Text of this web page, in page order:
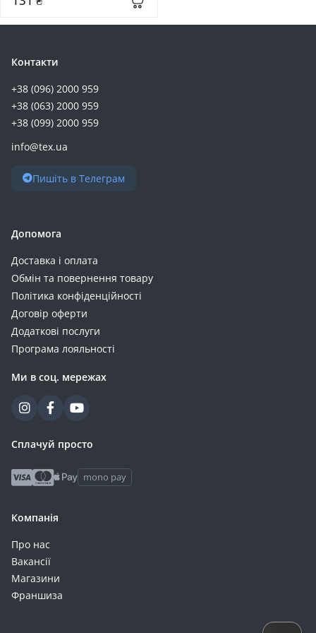
Контакти
+38 (096) 2000 959
+38 (063) 2000 959
+38 (099) 2000 959
info@tex.ua
Пишіть в Телеграм
Допомога
Доставка і оплата
Обмін та повернення товару
Політика конфіденційності
Договір оферти
Додаткові послуги
Програма лояльності
Ми в соц. мережах
Сплачуй просто
mono pay
Компанія
Про нас
Вакансії
Магазини
Франшиза